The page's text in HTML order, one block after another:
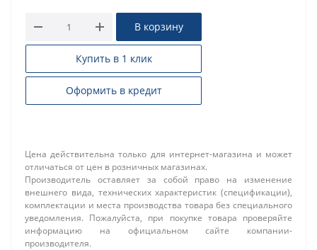
В корзину
Купить в 1 клик
Оформить в кредит
Цена действительна только для интернет-магазина и может
отличаться от цен в розничных магазинах.
Производитель оставляет за собой право на изменение
внешнего вида, технических характеристик (спецификации),
комплектации и места производства товара без специального
уведомления. Пожалуйста, при покупке товара проверяйте
информацию на официальном сайте компании-
производителя.